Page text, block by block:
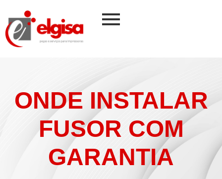
ONDE INSTALAR
FUSOR COM
GARANTIA